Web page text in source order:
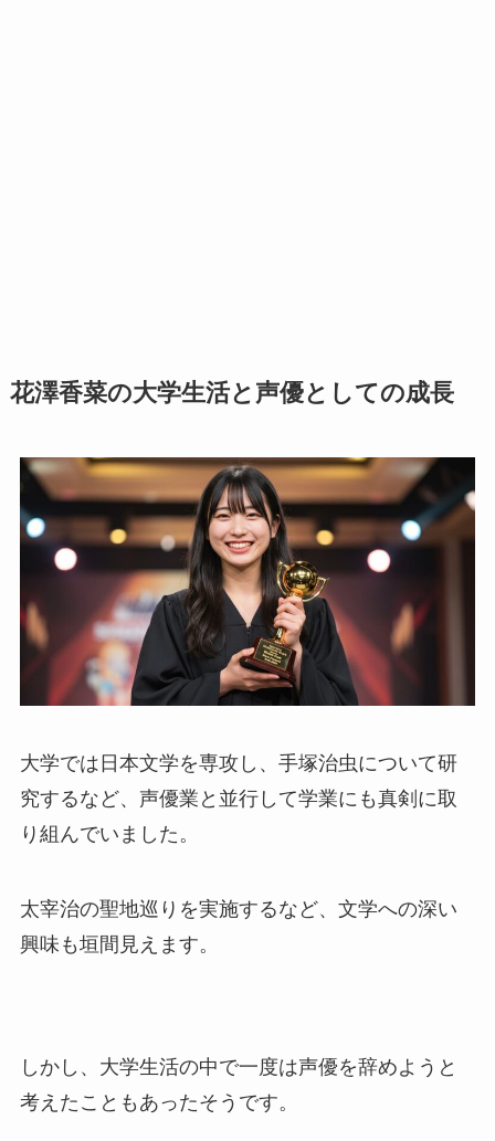
花澤香菜の大学生活と声優としての成長
大学では日本文学を専攻し、手塚治虫について研
究するなど、声優業と並行して学業にも真剣に取
り組んでいました。
太宰治の聖地巡りを実施するなど、文学への深い
興味も垣間見えます。
しかし、大学生活の中で一度は声優を辞めようと
考えたこともあったそうです。